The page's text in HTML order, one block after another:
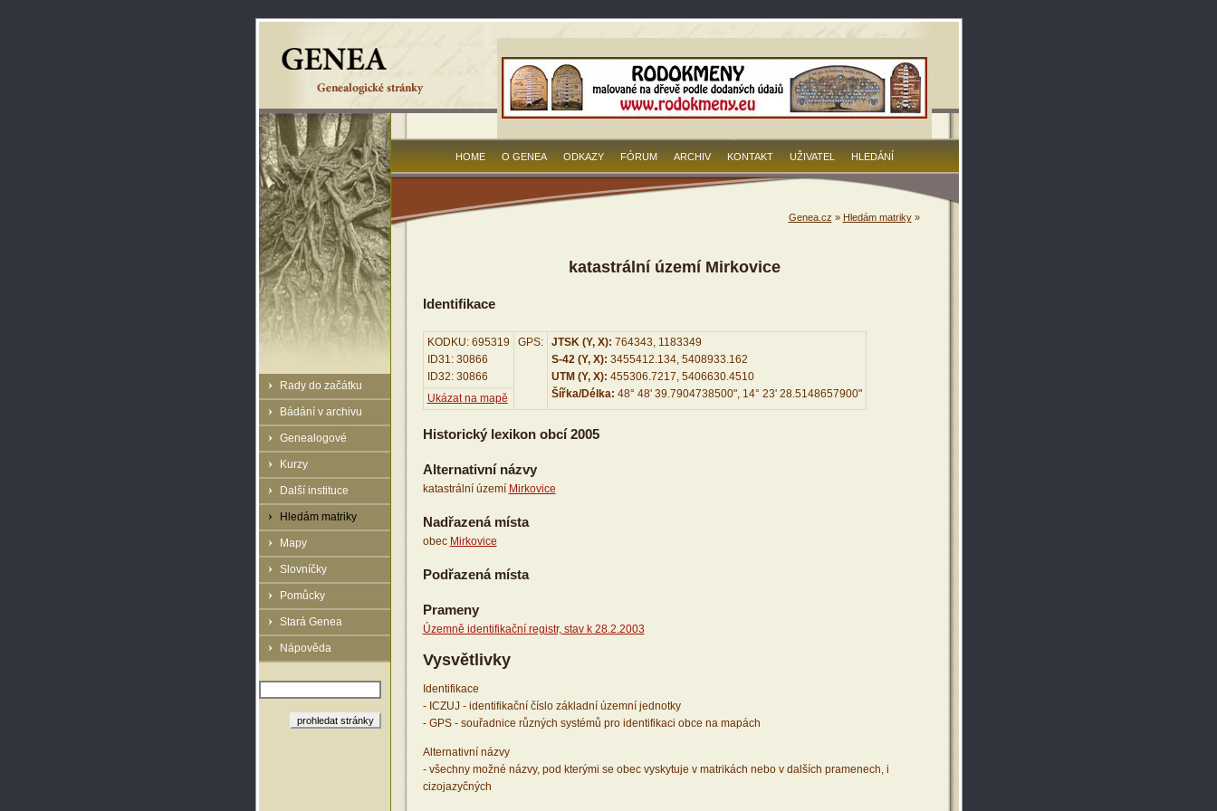
Rady do začátku
Bádání v archivu
Genealogové
Kurzy
Další instituce
Hledám matriky
Mapy
Slovníčky
Pomůcky
Stará Genea
Nápověda
HOME O GENEA ODKAZY FÓRUM ARCHIV KONTAKT UŽIVATEL HLEDÁNÍ
Genea.cz » Hledám matriky»
katastrální území Mirkovice
Identifikace
KODKU: 695319
ID31: 30866
ID32: 30866
GPS: JTSK (Y, X): 764343, 1183349
S-42 (Y, X): 3455412.134, 5408933.162
UTM (Y, X): 455306.7217, 5406630.4510
Šířka/Délka: 48° 48' 39.7904738500", 14° 23' 28.5148657900"
Ukázat na mapě
Historický lexikon obcí 2005
Alternativní názvy
katastrální území Mirkovice
Nadřazená místa
obec Mirkovice
Podřazená místa
Prameny
Územně identifikační registr, stav k 28.2.2003
Vysvětlivky
Identifikace
- ICZUJ - identifikační číslo základní územní jednotky
- GPS - souřadnice různých systémů pro identifikaci obce na mapách
Alternativní názvy
- všechny možné názvy, pod kterými se obec vyskytuje v matrikách nebo v dalších pramenech, i
cizojazyčných